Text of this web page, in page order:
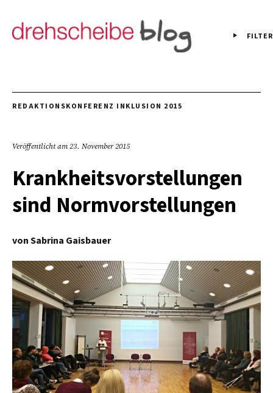
FILTER
REDAKTIONSKONFERENZ INKLUSION 2015
Veröffentlicht am23. November 2015
Krankheitsvorstellungen
sind Normvorstellungen
vonSabrina Gaisbauer